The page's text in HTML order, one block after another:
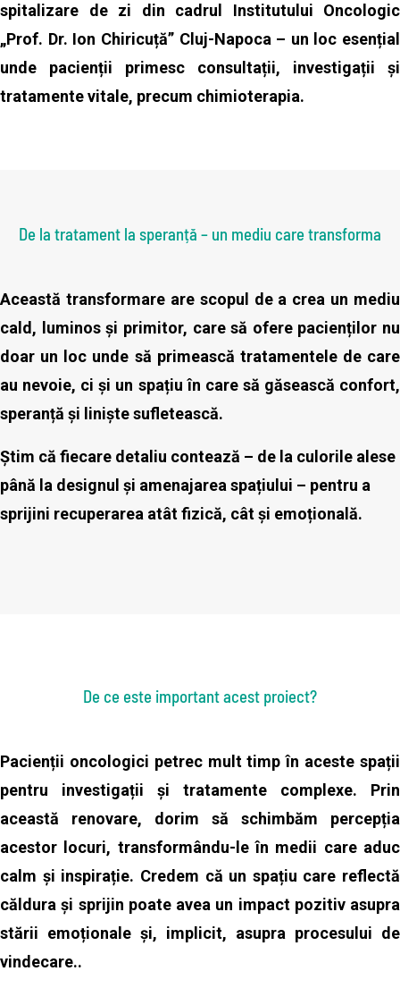
spitalizare de zi din cadrul Institutului Oncologic
„Prof. Dr. Ion Chiricuță” Cluj-Napoca – un loc esențial
unde pacienții primesc consultații, investigații și
tratamente vitale, precum chimioterapia.
De la tratament la speranță – un mediu care transforma
Această transformare are scopul de a crea un mediu
cald, luminos și primitor, care să ofere pacienților nu
doar un loc unde să primească tratamentele de care
au nevoie, ci și un spațiu în care să găsească confort,
speranță și liniște sufletească.
Știm că fiecare detaliu contează – de la culorile alese
până la designul și amenajarea spațiului – pentru a
sprijini recuperarea atât fizică, cât și emoțională.
De ce este important acest proiect?
Pacienții oncologici petrec mult timp în aceste spații
pentru investigații și tratamente complexe. Prin
această renovare, dorim să schimbăm percepția
acestor locuri, transformându-le în medii care aduc
calm și inspirație. Credem că un spațiu care reflectă
căldura și sprijin poate avea un impact pozitiv asupra
stării emoționale și, implicit, asupra procesului de
vindecare..